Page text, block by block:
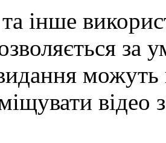
інше
можуть
відео